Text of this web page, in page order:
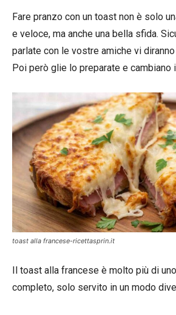
Fare pranzo con un toast non è solo
e veloce, ma anche una bella sfida.
parlate con le vostre amiche vi
Poi però glie lo preparate e cambiano
toast alla francese-ricettasprin.it
Il toast alla francese è molto più di
completo, solo servito in un modo